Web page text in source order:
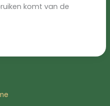
komt van de